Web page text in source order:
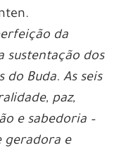
da
sustentação dos
do Buda. As seis
paz,
e sabedoria –
geradora e